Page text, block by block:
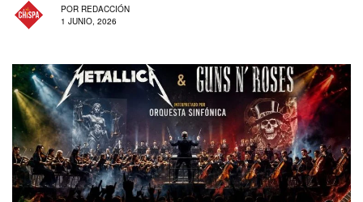
POR REDACCIÓN
1 JUNIO, 2026